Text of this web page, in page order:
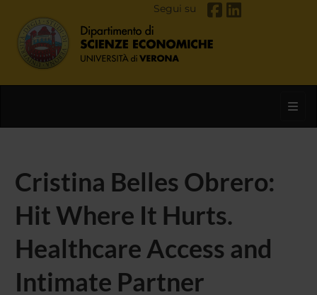
Segui su
Cristina Belles Obrero:
Hit Where It Hurts.
Healthcare Access and
Intimate Partner